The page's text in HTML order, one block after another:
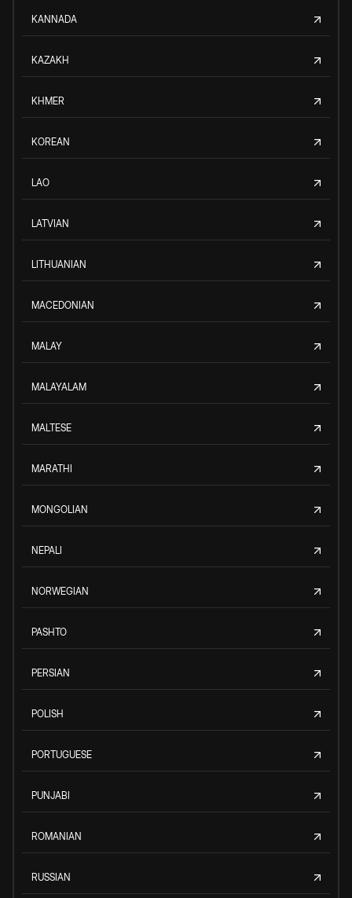
KANNADA
KAZAKH
KHMER
KOREAN
LAO
LATVIAN
LITHUANIAN
MACEDONIAN
MALAY
MALAYALAM
MALTESE
MARATHI
MONGOLIAN
NEPALI
NORWEGIAN
PASHTO
PERSIAN
POLISH
PORTUGUESE
PUNJABI
ROMANIAN
RUSSIAN